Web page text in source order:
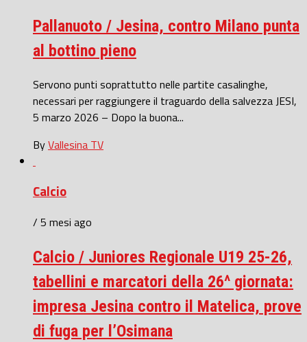
Pallanuoto / Jesina, contro Milano punta
al bottino pieno
Servono punti soprattutto nelle partite casalinghe,
necessari per raggiungere il traguardo della salvezza JESI,
5 marzo 2026 – Dopo la buona...
ByVallesina TV
Calcio
/ 5 mesi ago
Calcio / Juniores Regionale U19 25-26,
tabellini e marcatori della 26^ giornata:
impresa Jesina contro il Matelica, prove
di fuga per l’Osimana